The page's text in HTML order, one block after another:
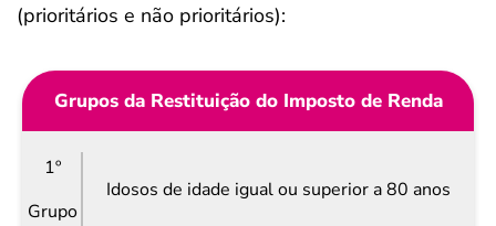
(prioritários e não prioritários):
Grupos da Restituição do Imposto de Renda
1º
Grupo
Idosos de idade igual ou superior a 80 anos